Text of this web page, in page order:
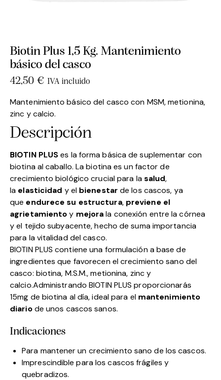
Biotin Plus 1,5 Kg. Mantenimiento
básico del casco
42,50 € IVA incluido
Mantenimiento básico del casco con MSM, metionina,
zinc y calcio.
Descripción
BIOTIN PLUSes la forma básica de suplementar con
biotina al caballo. La biotina es un factor de
crecimiento biológico crucial para lasalud,
la elasticidad y el bienestarde los cascos, ya
que endurece su estructura, previene el
agrietamientoy mejorala conexión entre la córnea
y el tejido subyacente, hecho de suma importancia
para la vitalidad del casco.
BIOTIN PLUS contiene una formulación a base de
ingredientes que favorecen el crecimiento sano del
casco: biotina, M.S.M., metionina, zinc y
calcio.Administrando BIOTIN PLUS proporcionarás
15mg de biotina al día, ideal para elmantenimiento
diariode unos cascos sanos.
Indicaciones
Para mantener un crecimiento sano de los cascos.
Imprescindible para los cascos frágiles y
quebradizos.